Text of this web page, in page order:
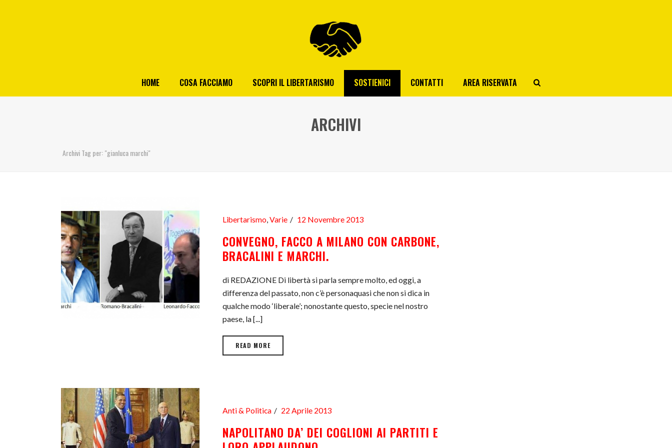
HOME COSA FACCIAMO SCOPRI IL LIBERTARISMO SOSTIENICI CONTATTI AREA RISERVATA
ARCHIVI
Archivi Tag per: "gianluca marchi"
Libertarismo,Varie 12 Novembre 2013
CONVEGNO, FACCO A MILANO CON CARBONE,
BRACALINI E MARCHI.
di REDAZIONE Di libertà si parla sempre molto, ed oggi, a
differenza del passato, non c’è personaquasi che non si dica in
qualche modo ‘liberale’; nonostante questo, specie nel nostro
paese, la [...]
READ MORE
Anti & Politica 22 Aprile 2013
NAPOLITANO DA’ DEI COGLIONI AI PARTITI E